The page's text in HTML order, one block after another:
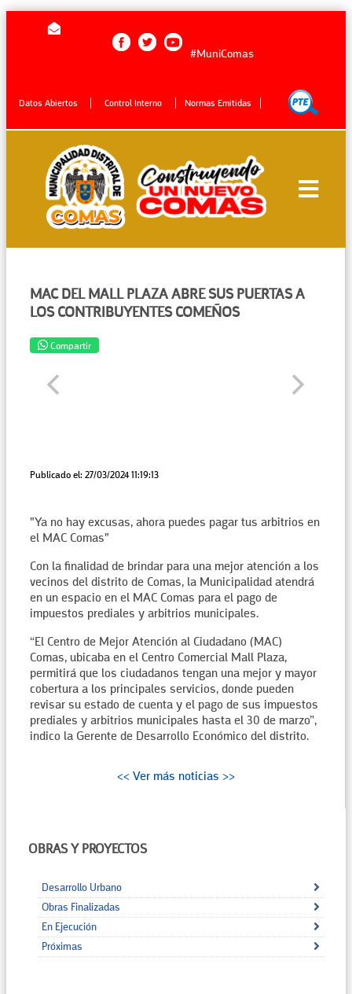
#MuniComas
Datos Abiertos Control Interno Normas Emitidas
MAC DEL MALL PLAZA ABRE SUS PUERTAS A
LOS CONTRIBUYENTES COMEÑOS
Compartir
Publicado el: 27/03/2024 11:19:13
"Ya no hay excusas, ahora puedes pagar tus arbitrios en
el MAC Comas"
Con la finalidad de brindar para una mejor atención a los
vecinos del distrito de Comas, la Municipalidad atendrá
en un espacio en el MAC Comas para el pago de
impuestos prediales y arbitrios municipales.
“El Centro de Mejor Atención al Ciudadano (MAC)
Comas, ubicaba en el Centro Comercial Mall Plaza,
permitirá que los ciudadanos tengan una mejor y mayor
cobertura a los principales servicios, donde pueden
revisar su estado de cuenta y el pago de sus impuestos
prediales y arbitrios municipales hasta el 30 de marzo”,
indico la Gerente de Desarrollo Económico del distrito.
<< Ver más noticias >>
OBRAS Y PROYECTOS
Desarrollo Urbano
Obras Finalizadas
En Ejecución
Próximas